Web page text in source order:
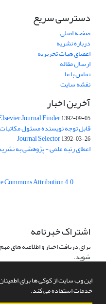
این وب سایت از کوکی ها برای اطمینان
خدمات استفاده می کند.
دسترسی سریع
صفحه اصلی
درباره نشریه
اعضای هیات تحریریه
ارسال مقاله
تماس با ما
نقشه سایت
آخرین اخبار
Journal Finder1392-09-05
قابل توجه نویسنده مسئول مکاتبات
Journal Selector1392-03-26
اعطای رتبه علمی - پژوهشی به
Commons Attribution 4.0
اشتراک خبرنامه
برای دریافت اخبار و اطلاعیه های
شوید.